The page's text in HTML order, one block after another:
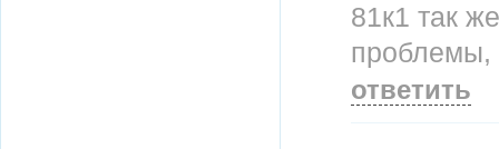
81к1 так
проблемы,
ответить